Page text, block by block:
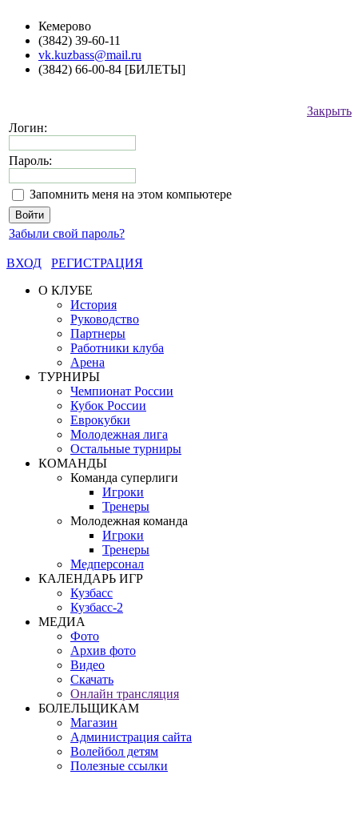
Кемерово
(3842) 39-60-11
vk.kuzbass@mail.ru
(3842) 66-00-84 [БИЛЕТЫ]
Закрыть
Логин:
Пароль:
Запомнить меня на этом компьютере
Забыли свой пароль?
ВХОД
РЕГИСТРАЦИЯ
О КЛУБЕ
История
Руководство
Партнеры
Работники клуба
Арена
ТУРНИРЫ
Чемпионат России
Кубок России
Еврокубки
Молодежная лига
Остальные турниры
КОМАНДЫ
Команда суперлиги
Игроки
Тренеры
Молодежная команда
Игроки
Тренеры
Медперсонал
КАЛЕНДАРЬ ИГР
Кузбасс
Кузбасс-2
МЕДИА
Фото
Архив фото
Видео
Скачать
Онлайн трансляция
БОЛЕЛЬЩИКАМ
Магазин
Администрация сайта
Волейбол детям
Полезные ссылки